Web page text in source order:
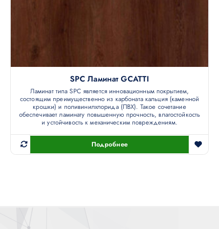
SPC Ламинат GCATTI
Ламинат типа SPC является инновационным покрытием,
состоящим преимущественно из карбоната кальция (каменной
крошки) и поливинилхлорида (ПВХ). Такое сочетание
обеспечивает ламинату повышенную прочность, влагостойкость
и устойчивость к механическим повреждениям.
Подробнее